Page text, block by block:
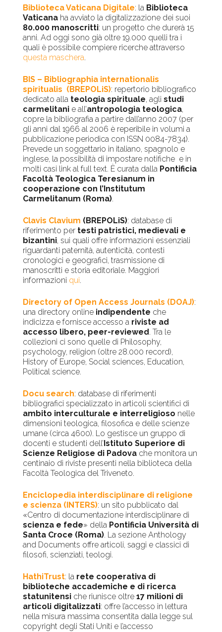
Biblioteca Vaticana Digitale: la Biblioteca
Vaticana ha avviato la digitalizzazione dei suoi
80.000 manoscritti: un progetto che durerà 15
anni. Ad oggi sono già oltre 19.000 quelli tra i
quali è possibile compiere ricerche attraverso
questa maschera.
BIS – Bibliographia internationalis
spiritualis (BREPOLiS): repertorio bibliografico
dedicato alla teologia spirituale, aglistudi
carmelitani e all’antropologia teologica,
copre la bibliografia a partire dall’anno 2007 (per
gli anni dal 1966 al 2006 è reperibile in volumi a
pubblicazione periodica con ISSN 0084-7834).
Prevede un soggettario in italiano, spagnolo e
inglese, la possibilità di impostare notifiche e in
molti casi link al full text. È curata dalla Pontificia
Facoltà Teologica Teresianum in
cooperazione con l’Institutum
Carmelitanum (Roma).
Clavis Clavium (BREPOLiS): database di
riferimento per testi patristici, medievali e
bizantini, sui quali offre informazioni essenziali
riguardanti paternità, autenticità, contesti
cronologici e geografici, trasmissione di
manoscritti e storia editoriale. Maggiori
informazioni qui.
Directory of Open Access Journals (DOAJ):
una directory online indipendente che
indicizza e fornisce accesso a riviste ad
accesso libero, peer-reviewed. Tra le
collezioni ci sono quelle di Philosophy,
psychology, religion (oltre 28.000 record),
History of Europe, Social sciences, Education,
Political science.
Docu search: database di riferimenti
bibliografici specializzato in articoli scientifici di
ambito interculturale e interreligioso nelle
dimensioni teologica, filosofica e delle scienze
umane (circa 4600). Lo gestisce un gruppo di
docenti e studenti dell’ Istituto Superiore di
Scienze Religiose di Padova che monitora un
centinaio di riviste presenti nella biblioteca della
Facoltà Teologica del Triveneto.
Enciclopedia interdisciplinare di religione
e scienza (INTERS): un sito pubblicato dal
«Centro di documentazione interdisciplinare di
scienza e fede» della Pontificia Università di
Santa Croce (Roma). La sezione Anthology
and Documents offre articoli, saggi e classici di
filosofi, scienziati, teologi.
HathiTrust: la rete cooperativa di
biblioteche accademiche e di ricerca
statunitensi che riunisce oltre17 milioni di
articoli digitalizzati: offre l’accesso in lettura
nella misura massima consentita dalla legge sul
copyright degli Stati Uniti e l’accesso